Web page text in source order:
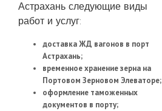
Астрахань следующие виды
работ и услуг:
доставка ЖД вагонов в порт
Астрахань;
временное хранение зерна на
Портовом Зерновом Элеваторе;
оформление таможенных
документов в порту;